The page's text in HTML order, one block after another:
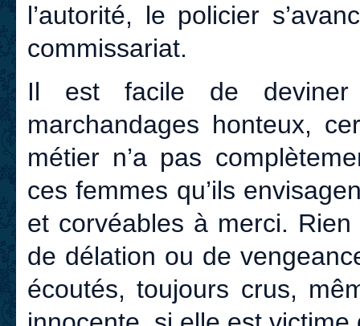
l’autorité, le policier
commissariat.
Il est facile de
marchandages honteux,
métier n’a pas
ces femmes qu’ils
et corvéables à merci.
de délation ou de
écoutés, toujours crus,